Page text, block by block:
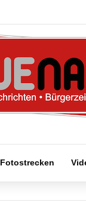
Fotostrecken